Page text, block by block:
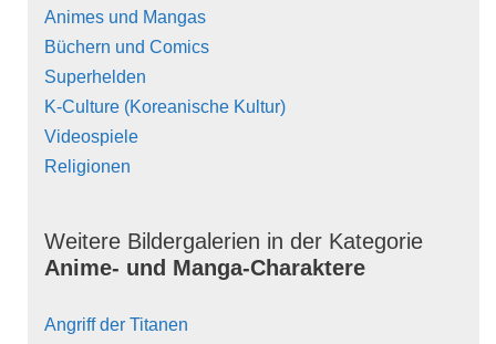
Animes und Mangas
Büchern und Comics
Superhelden
K-Culture (Koreanische Kultur)
Videospiele
Religionen
Weitere Bildergalerien in der Kategorie
Anime- und Manga-Charaktere
Angriff der Titanen